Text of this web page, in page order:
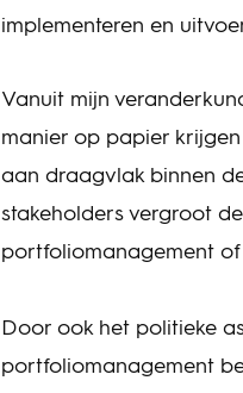
implementeren en
Vanuit mijn
manier op papier
aan draagvlak binnen
stakeholders vergroot
portfoliomanagement
Door ook het politieke
portfoliomanagement